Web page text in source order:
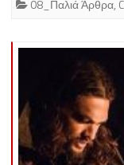
08_Παλιά Άρθρα,